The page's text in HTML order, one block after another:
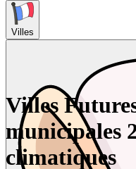
Villes
Villes
municipales
climatiques